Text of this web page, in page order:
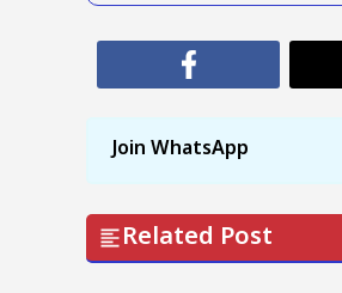
Join WhatsApp
Related Post